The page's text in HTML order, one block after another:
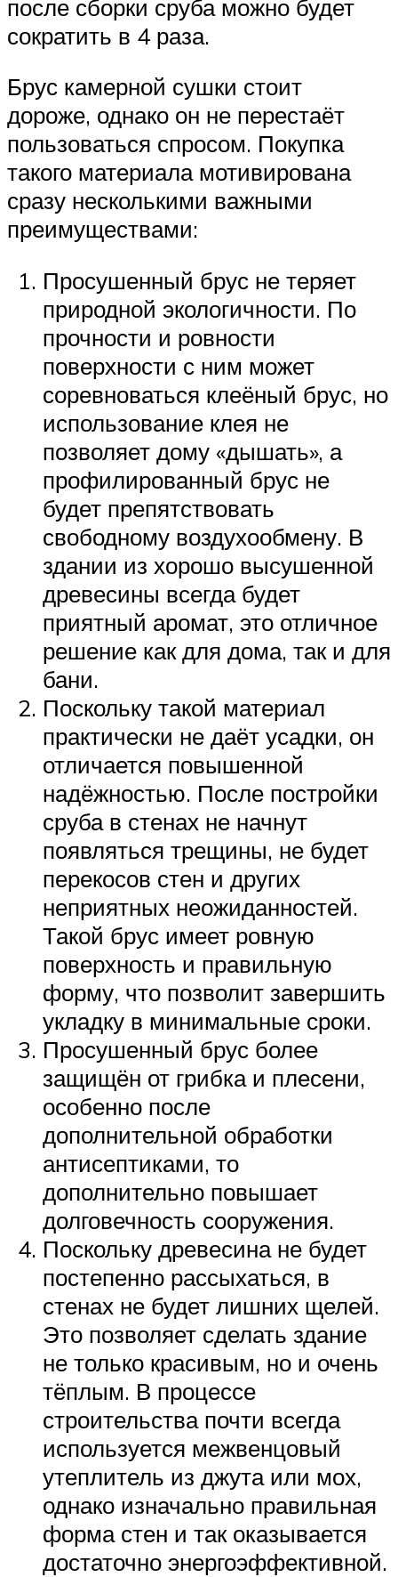
после сборки сруба можно будет
сократить в 4 раза.
Брус камерной сушки стоит
дороже, однако он не перестаёт
пользоваться спросом. Покупка
такого материала мотивирована
сразу несколькими важными
преимуществами:
Просушенный брус не теряет
природной экологичности. По
прочности и ровности
поверхности с ним может
соревноваться клеёный брус, но
использование клея не
позволяет дому «дышать», а
профилированный брус не
будет препятствовать
свободному воздухообмену. В
здании из хорошо высушенной
древесины всегда будет
приятный аромат, это отличное
решение как для дома, так и для
бани.
Поскольку такой материал
практически не даёт усадки, он
отличается повышенной
надёжностью. После постройки
сруба в стенах не начнут
появляться трещины, не будет
перекосов стен и других
неприятных неожиданностей.
Такой брус имеет ровную
поверхность и правильную
форму, что позволит завершить
укладку в минимальные сроки.
Просушенный брус более
защищён от грибка и плесени,
особенно после
дополнительной обработки
антисептиками, то
дополнительно повышает
долговечность сооружения.
Поскольку древесина не будет
постепенно рассыхаться, в
стенах не будет лишних щелей.
Это позволяет сделать здание
не только красивым, но и очень
тёплым. В процессе
строительства почти всегда
используется межвенцовый
утеплитель из джута или мох,
однако изначально правильная
форма стен и так оказывается
достаточно энергоэффективной.